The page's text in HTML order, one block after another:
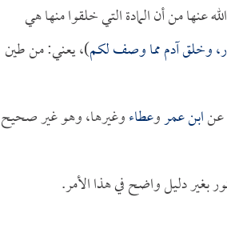
عنها من أن المادة التي خلقوا منها هي
وخلق آدم مما وصف لكم)، يعني: من طين
عنابن عمروعطاءوغيرها، وهو غير صحيح
بغير دليل واضح في هذا الأمر.